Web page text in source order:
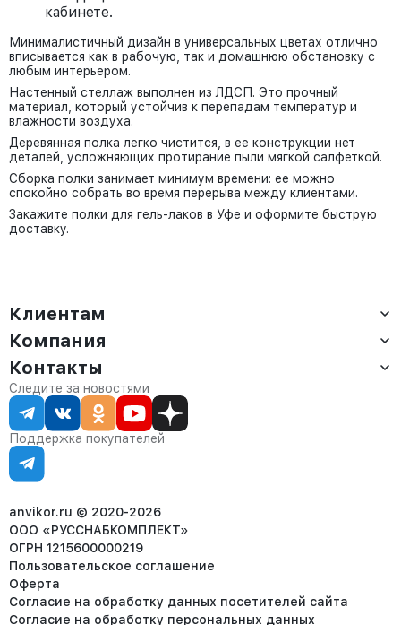
кабинете.
Минималистичный дизайн в универсальных цветах отлично
вписывается как в рабочую, так и домашнюю обстановку с
любым интерьером.
Настенный стеллаж выполнен из ЛДСП. Это прочный
материал, который устойчив к перепадам температур и
влажности воздуха.
Деревянная полка легко чистится, в ее конструкции нет
деталей, усложняющих протирание пыли мягкой салфеткой.
Сборка полки занимает минимум времени: ее можно
спокойно собрать во время перерыва между клиентами.
Закажите полки для гель-лаков в Уфе и оформите быструю
доставку.
Клиентам
Доставка
Оплата
Сервис
Статус заказа
Статьи
Компания
О компании
Контакты
Партнёрам
Контакты
Отдел продаж:
8 (800) 234-22-62
corp@anvikor.ru
Ежедневно, с 7:00-19:00 (МСК)
Отдел рекламации:
8 (953) 455-25-61
Следите за новостями
Поддержка покупателей
anvikor.ru © 2020-2026
ООО «РУССНАБКОМПЛЕКТ»
ОГРН 1215600000219
Пользовательское соглашение
Оферта
Согласие на обработку данных посетителей сайта
Согласие на обработку персональных данных